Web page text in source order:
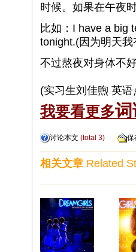
时候。如果在午夜
比如：I have a big
tonight.(因为明天
不过熬夜对身体不
(实习生刘佳煦 英
我要看更多
讨论本文 (total 3) 保
相关文章 Related